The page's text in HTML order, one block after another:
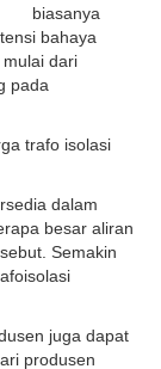
biasanya
bahaya
dari
pada
trafo isolasi
dalam
besar aliran
Semakin
juga dapat
produsen